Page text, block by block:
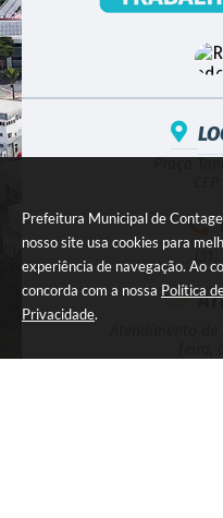
Prefeitura Municipal de
nosso site usa cookies para
experiência de navegação. Ao
concorda com a nossa Política
Privacidade.
(31)
Atendimento